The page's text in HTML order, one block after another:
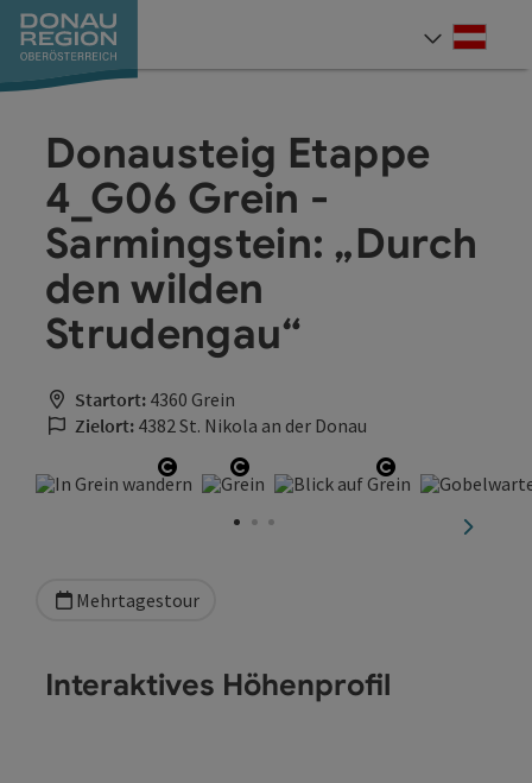
Zum Inhalt
Zur Navigation
Zum Seitenanfang
Zur Kontaktseite
Zum Impressum
Zur Startseite
Donausteig Etappe
4_G06 Grein -
Sarmingstein: „Durch
den wilden
Strudengau“
Startort: 4360 Grein
Zielort: 4382 St. Nikola an der Donau
Copyright öffnen
Copyright öffnenCopyright
Mehrtagestour
Interaktives Höhenprofil